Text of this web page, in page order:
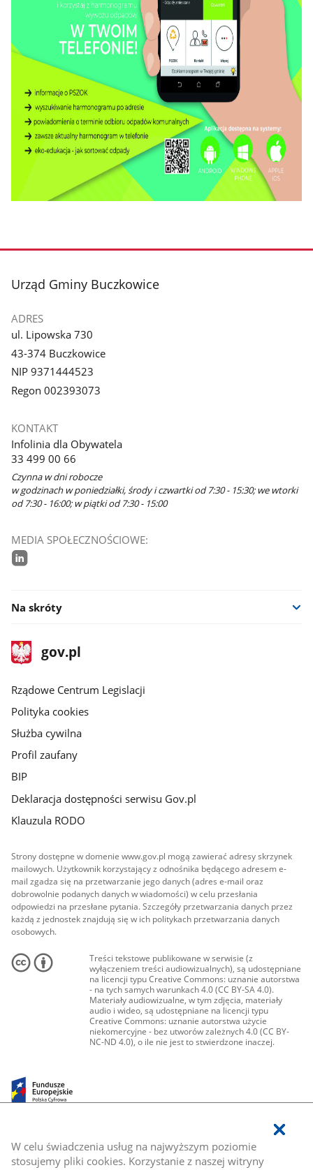
W celu świadczenia usług na najwyższym poziomie
stosujemy pliki cookies. Korzystanie z naszej witryny
stopka
Urząd Gminy Buczkowice
ADRES
ul. Lipowska 730
43-374 Buczkowice
NIP 9371444523
Regon 002393073
KONTAKT
Infolinia dla Obywatela
33 499 00 66
Czynna w dni robocze
w godzinach w poniedziałki, środy i czwartki od 7:30 - 15:30; we wtorki
od 7:30 - 16:00; w piątki od 7:30 - 15:00
MEDIA SPOŁECZNOŚCIOWE:
Na skróty
stopka
gov.plStrona
gov.pl
Rządowe Centrum Legislacji
Polityka cookies
Służba cywilna
Profil zaufany
BIP
Deklaracja dostępności serwisu Gov.pl
Klauzula RODO
Strony dostępne w domenie www.gov.pl mogą zawierać adresy skrzynek
mailowych. Użytkownik korzystający z odnośnika będącego adresem e-
mail zgadza się na przetwarzanie jego danych (adres e-mail oraz
dobrowolnie podanych danych w wiadomości) w celu przesłania
odpowiedzi na przesłane pytania. Szczegóły przetwarzania danych przez
każdą z jednostek znajdują się w ich politykach przetwarzania danych
osobowych.
Treści tekstowe publikowane w serwisie (z
wyłączeniem treści audiowizualnych), są udostępniane
na licencji typu Creative Commons: uznanie autorstwa
- na tych samych warunkach 4.0 (CC BY-SA 4.0).
Materiały audiowizualne, w tym zdjęcia, materiały
audio i wideo, są udostępniane na licencji typu
Creative Commons: uznanie autorstwa użycie
niekomercyjne - bez utworów zależnych 4.0 (CC BY-
NC-ND 4.0), o ile nie jest to stwierdzone inaczej.